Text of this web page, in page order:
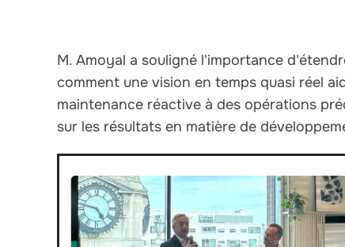
M. Amoyal a souligné l'importance
comment une vision en temps quasi réel
maintenance réactive à des opérations
sur les résultats en matière de